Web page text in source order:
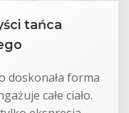
tańca
doskonała forma
całe ciało.